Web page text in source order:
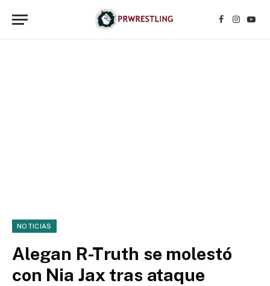
Facebook
NOTICIAS
Alegan R-Truth se molestó
con Nia Jax tras ataque